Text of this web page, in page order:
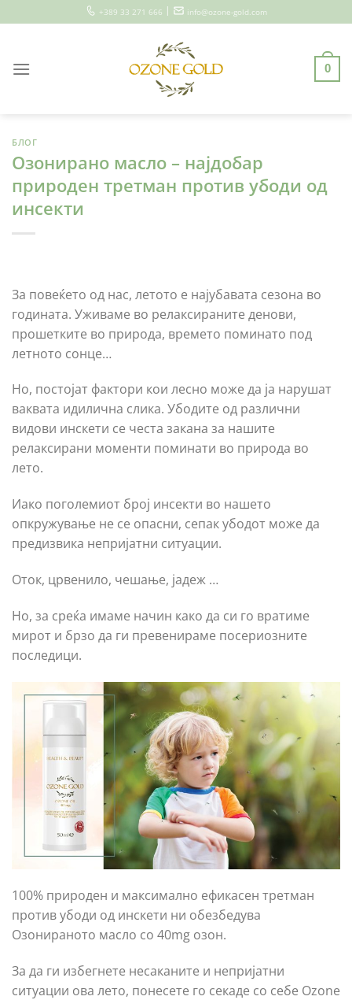
to
+389 33 271 666 | info@ozone-gold.com
0
БЛОГ
Озонирано масло – најдобар
природен третман против убоди од
инсекти
За повеќето од нас, летото е најубавата сезона во
годината. Уживаме во релаксираните денови,
прошетките во природа, времето поминато под
летното сонце…
Но, постојат фактори кои лесно може да ја нарушат
ваквата идилична слика. Убодите од различни
видови инскети се честа закана за нашите
релаксирани моменти поминати во природа во
лето.
Иако поголемиот број инсекти во нашето
опкружување не се опасни, сепак убодот може да
предизвика непријатни ситуации.
Оток, црвенило, чешање, јадеж …
Но, за среќа имаме начин како да си го вратиме
мирот и брзо да ги превенираме посериозните
последици.
100% природен и максимално ефикасен третман
против убоди од инскети ни обезбедува
Озонираното масло со 40mg озон.
За да ги избегнете несаканите и непријатни
ситуации ова лето, понесете го секаде со себе Ozone